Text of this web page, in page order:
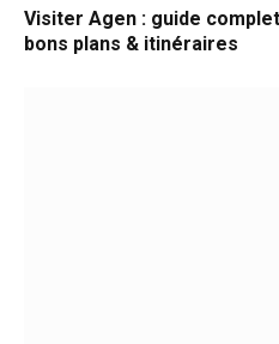
Visiter Agen : guide
bons plans & itinéraires